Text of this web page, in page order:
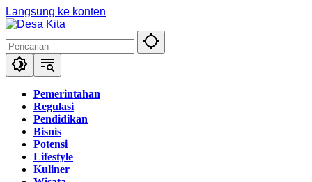
Langsung ke konten
Pemerintahan
Regulasi
Pendidikan
Bisnis
Potensi
Lifestyle
Kuliner